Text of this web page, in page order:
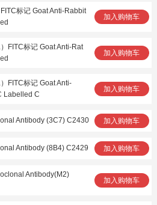
标记 Goat Anti-Rabbit
加入购物车
FITC标记 Goat Anti-Rat
加入购物车
FITC标记 Goat Anti-
Labelled C
加入购物车
Antibody (3C7) C2430 加入购物车
Antibody (8B4) C2429 加入购物车
Antibody(M2)
加入购物车